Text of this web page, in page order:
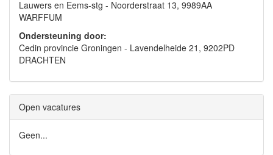
Lauwers en Eems-stg - Noorderstraat 13, 9989AA
WARFFUM
Ondersteuning door:
Cedin provincie Groningen - Lavendelheide 21, 9202PD
DRACHTEN
Open vacatures
Geen...